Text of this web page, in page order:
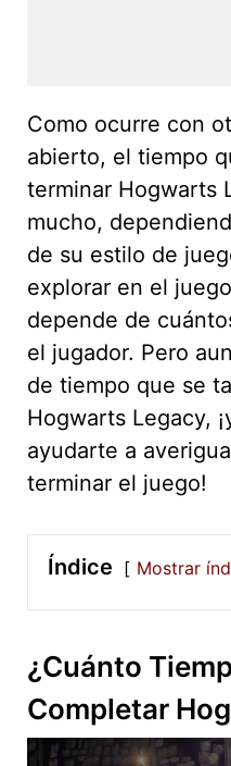
Como ocurre con
abierto, el tiempo
terminar Hogwarts
mucho,
de su estilo de
explorar en el
depende de
el jugador. Pero
de tiempo que se
Hogwarts Legacy,
ayudarte a
terminar el juego!
Índice Mostrar
¿Cuánto
Completar